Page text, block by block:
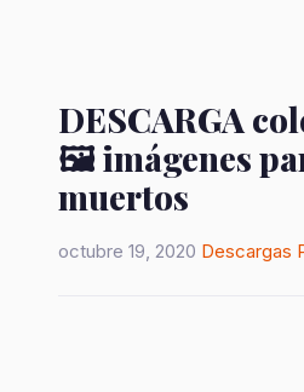
DESCARGA
🖼️ imágenes
muertos
octubre 19, 2020 Descargas